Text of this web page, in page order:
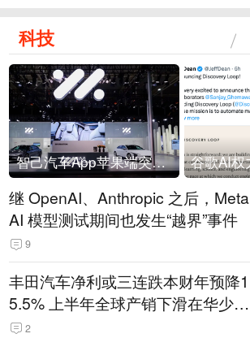
科技
智己汽车App苹果端突然“下架”
继 OpenAI、Anthropic 之后，Meta
AI 模型测试期间也发生“越界”事件
9
丰田汽车净利或三连跌本财年预降1
5.5% 上半年全球产销下滑在华少卖
14.3万辆
2